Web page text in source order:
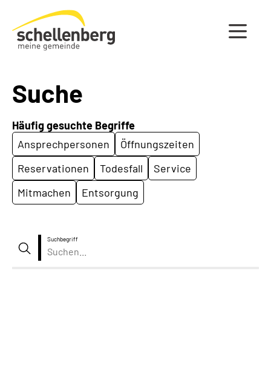
Gemeinde Schellenberg Startseite
Suche
Häufig gesuchte Begriffe
Ansprechpersonen
Öffnungszeiten
Reservationen
Todesfall
Service
Mitmachen
Entsorgung
Suchbegriff